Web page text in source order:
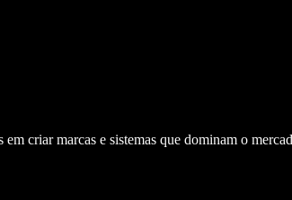
criar marcas e sistemas que dominam o